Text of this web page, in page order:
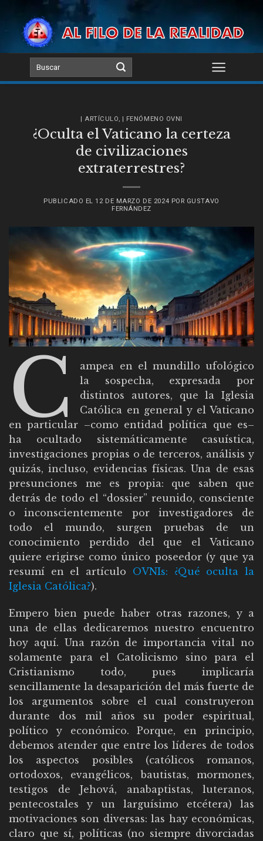
content
| ARTÍCULO, | FENÓMENO OVNI
¿Oculta el Vaticano la certeza
de civilizaciones
extraterrestres?
PUBLICADO EL 12 DE MARZO DE 2024 POR GUSTAVO
FERNÁNDEZ
C
ampea en el mundillo ufológico
la sospecha, expresada por
distintos autores, que la Iglesia
Católica en general y el Vaticano
en particular –como entidad política que es–
ha ocultado sistemáticamente casuística,
investigaciones propias o de terceros, análisis y
quizás, incluso, evidencias físicas. Una de esas
presunciones me es propia: que saben que
detrás de todo el “dossier” reunido, consciente
o inconscientemente por investigadores de
todo el mundo, surgen pruebas de un
conocimiento perdido del que el Vaticano
quiere erigirse como único poseedor (y que ya
resumí en el artículo OVNIs: ¿Qué oculta la
Iglesia Católica?).
Empero bien puede haber otras razones, y a
una de ellas dedicaremos nuestro encuentro
hoy aquí. Una razón de importancia vital no
solamente para el Catolicismo sino para el
Cristianismo todo, pues implicaría
sencillamente la desaparición del más fuerte de
los argumentos sobre el cual construyeron
durante dos mil años su poder espiritual,
político y económico. Porque, en principio,
debemos atender que entre los líderes de todos
los aspectos posibles (católicos romanos,
ortodoxos, evangélicos, bautistas, mormones,
testigos de Jehová, anabaptistas, luteranos,
pentecostales y un larguísimo etcétera) las
motivaciones son diversas: las hay económicas,
claro que sí, políticas (no siempre divorciadas